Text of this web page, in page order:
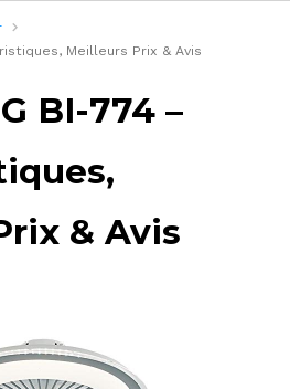
Meilleurs Prix & Avis
BI-774 –
& Avis